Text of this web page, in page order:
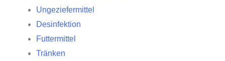
Ungeziefermittel
Desinfektion
Futtermittel
Tränken